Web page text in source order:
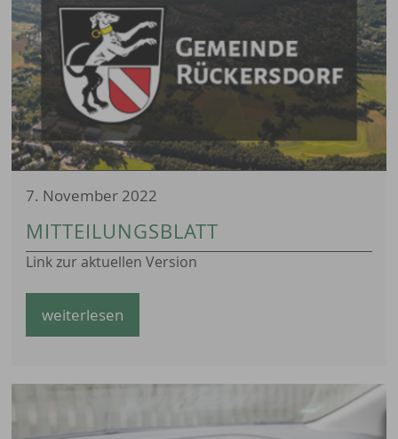
7. November 2022
MITTEILUNGSBLATT
Link zur aktuellen Version
weiterlesen